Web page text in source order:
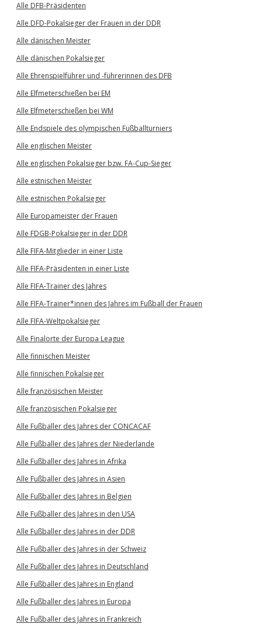
Alle DFB-Präsidenten
Alle DFD-Pokalsieger der Frauen in der DDR
Alle dänischen Meister
Alle dänischen Pokalsieger
Alle Ehrenspielführer und -führerinnen des DFB
Alle Elfmeterschießen bei EM
Alle Elfmeterschießen bei WM
Alle Endspiele des olympischen Fußballturniers
Alle englischen Meister
Alle englischen Pokalsieger bzw. FA-Cup-Sieger
Alle estnischen Meister
Alle estnischen Pokalsieger
Alle Europameister der Frauen
Alle FDGB-Pokalsieger in der DDR
Alle FIFA-Mitglieder in einer Liste
Alle FIFA-Präsidenten in einer Liste
Alle FIFA-Trainer des Jahres
Alle FIFA-Trainer*innen des Jahres im Fußball der Frauen
Alle FIFA-Weltpokalsieger
Alle Finalorte der Europa League
Alle finnischen Meister
Alle finnischen Pokalsieger
Alle französischen Meister
Alle französischen Pokalsieger
Alle Fußballer des Jahres der CONCACAF
Alle Fußballer des Jahres der Niederlande
Alle Fußballer des Jahres in Afrika
Alle Fußballer des Jahres in Asien
Alle Fußballer des Jahres in Belgien
Alle Fußballer des Jahres in den USA
Alle Fußballer des Jahres in der DDR
Alle Fußballer des Jahres in der Schweiz
Alle Fußballer des Jahres in Deutschland
Alle Fußballer des Jahres in England
Alle Fußballer des Jahres in Europa
Alle Fußballer des Jahres in Frankreich